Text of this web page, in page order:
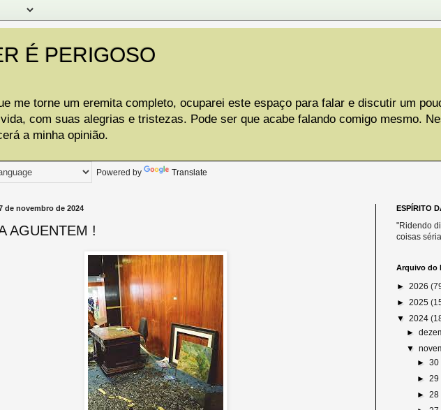
É PERIGOSO
me torne um eremita completo, ocuparei este espaço para falar e discutir um
com suas alegrias e tristezas. Pode ser que acabe falando comigo mesmo.
a minha opinião.
Powered by Translate
de novembro de 2024
AGUENTEM !
ESPÍRITO
"Ridendo
coisas
Arquivo do
► 2026
► 2025
▼ 2024
►
▼
► 30
► 29
► 28